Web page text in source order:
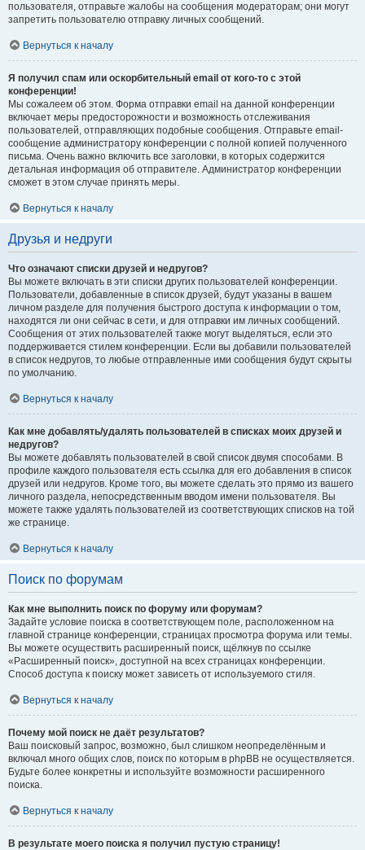
пользователя, отправьте жалобы на сообщения модераторам; они могут
запретить пользователю отправку личных сообщений.
Вернуться к началу
Я получил спам или оскорбительный email от кого-то с этой
конференции!
Мы сожалеем об этом. Форма отправки email на данной конференции
включает меры предосторожности и возможность отслеживания
пользователей, отправляющих подобные сообщения. Отправьте email-
сообщение администратору конференции с полной копией полученного
письма. Очень важно включить все заголовки, в которых содержится
детальная информация об отправителе. Администратор конференции
сможет в этом случае принять меры.
Вернуться к началу
Друзья и недруги
Что означают списки друзей и недругов?
Вы можете включать в эти списки других пользователей конференции.
Пользователи, добавленные в список друзей, будут указаны в вашем
личном разделе для получения быстрого доступа к информации о том,
находятся ли они сейчас в сети, и для отправки им личных сообщений.
Сообщения от этих пользователей также могут выделяться, если это
поддерживается стилем конференции. Если вы добавили пользователей
в список недругов, то любые отправленные ими сообщения будут скрыты
по умолчанию.
Вернуться к началу
Как мне добавлять/удалять пользователей в списках моих друзей и
недругов?
Вы можете добавлять пользователей в свой список двумя способами. В
профиле каждого пользователя есть ссылка для его добавления в список
друзей или недругов. Кроме того, вы можете сделать это прямо из вашего
личного раздела, непосредственным вводом имени пользователя. Вы
можете также удалять пользователей из соответствующих списков на той
же странице.
Вернуться к началу
Поиск по форумам
Как мне выполнить поиск по форуму или форумам?
Задайте условие поиска в соответствующем поле, расположенном на
главной странице конференции, страницах просмотра форума или темы.
Вы можете осуществить расширенный поиск, щёлкнув по ссылке
«Расширенный поиск», доступной на всех страницах конференции.
Способ доступа к поиску может зависеть от используемого стиля.
Вернуться к началу
Почему мой поиск не даёт результатов?
Ваш поисковый запрос, возможно, был слишком неопределённым и
включал много общих слов, поиск по которым в phpBB не осуществляется.
Будьте более конкретны и используйте возможности расширенного
поиска.
Вернуться к началу
В результате моего поиска я получил пустую страницу!